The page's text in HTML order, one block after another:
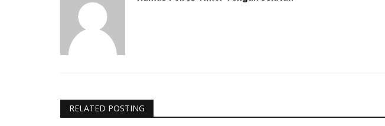
RELATED POSTING